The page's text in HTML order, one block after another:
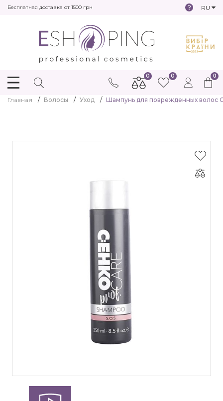
Бесплатная доставка от 1500 грн RU
0
0 0
Главная Волосы Уход Шампунь для поврежденных волос